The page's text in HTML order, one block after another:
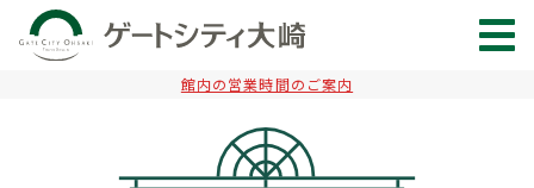
館内の営業時間のご案内